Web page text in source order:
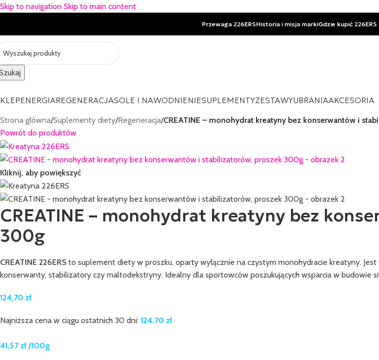
Skip to navigation Skip to main content
Przewaga 226ERSHistoria i misja markiGdzie kupić
ENERGIAREGENERACJASOLE I NAWODNIENIESUPLEMENTYZESTAWYUBRANIAAKCESORIA
Strona główna/Suplementy diety/Regeneracja/CREATINE – monohydrat kreatyny bez konserwantów i
Powrót do produktów
Kliknij, aby powiększyć
CREATINE – monohydrat kreatyny bez
300g
CREATINE 226ERS to suplement diety w proszku, oparty wyłącznie na czystym monohydracie kreatyny.
konserwanty, stabilizatory czy maltodekstryny. Idealny dla sportowców poszukujących wsparcia w budowie
124,70 zł
Najniższa cena w ciągu ostatnich 30 dni: 124,70 zł
41,57 zł /100g